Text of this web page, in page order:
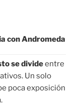
con Andromeda
se divideentre
Un solo
poca exposición